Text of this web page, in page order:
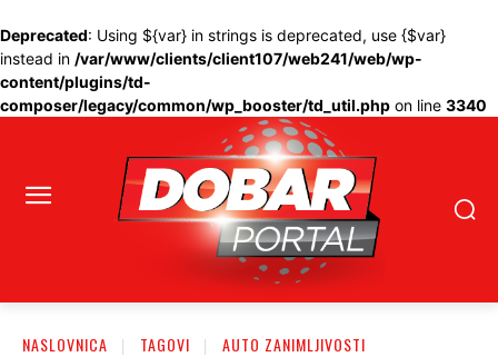
Deprecated: Using ${var} in strings is deprecated, use {$var}
instead in /var/www/clients/client107/web241/web/wp-
content/plugins/td-
composer/legacy/common/wp_booster/td_util.php on line 3340
NASLOVNICA TAGOVI AUTO ZANIMLJIVOSTI